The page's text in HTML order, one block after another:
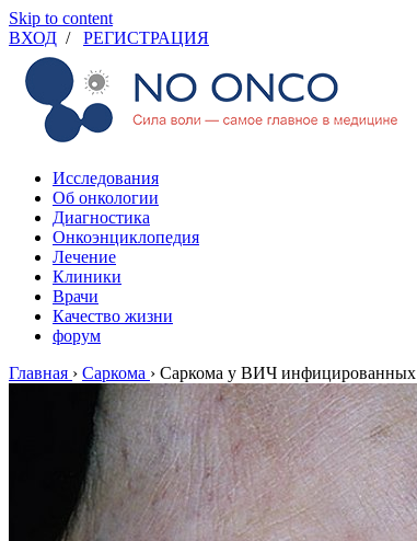
Skip to content
ВХОД / РЕГИСТРАЦИЯ
Исследования
Об онкологии
Диагностика
Онкоэнциклопедия
Лечение
Клиники
Врачи
Качество жизни
форум
Главная › Саркома › Саркома у ВИЧ инфицированных